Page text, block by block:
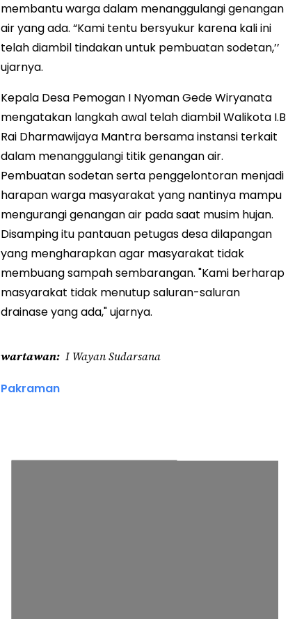
membantu warga dalam menanggulangi genangan
air yang ada. “Kami tentu bersyukur karena kali ini
telah diambil tindakan untuk pembuatan sodetan,’’
ujarnya.
Kepala Desa Pemogan I Nyoman Gede Wiryanata
mengatakan langkah awal telah diambil Walikota I.B
Rai Dharmawijaya Mantra bersama instansi terkait
dalam menanggulangi titik genangan air.
Pembuatan sodetan serta penggelontoran menjadi
harapan warga masyarakat yang nantinya mampu
mengurangi genangan air pada saat musim hujan.
Disamping itu pantauan petugas desa dilapangan
yang mengharapkan agar masyarakat tidak
membuang sampah sembarangan. "Kami berharap
masyarakat tidak menutup saluran-saluran
drainase yang ada," ujarnya.
wartawan I Wayan Sudarsana
Pakraman